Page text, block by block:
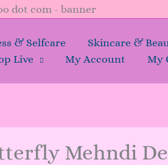
& Selfcare Skincare &
Live My Account My
Mehndi